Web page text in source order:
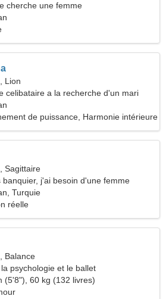
cherche une femme
Lion
celibataire a la recherche d'un mari
de puissance, Harmonie intérieure
Sagittaire
banquier, j'ai besoin d'une femme
Turquie
réelle
Balance
psychologie et le ballet
(5'8"), 60 kg (132 livres)